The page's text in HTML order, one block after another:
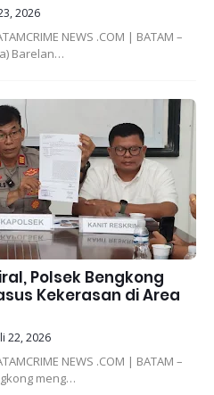
2026
NEWS .COM | BATAM –
Barelan…
Polsek Bengkong
Kekerasan di Area
22, 2026
NEWS .COM | BATAM –
meng…